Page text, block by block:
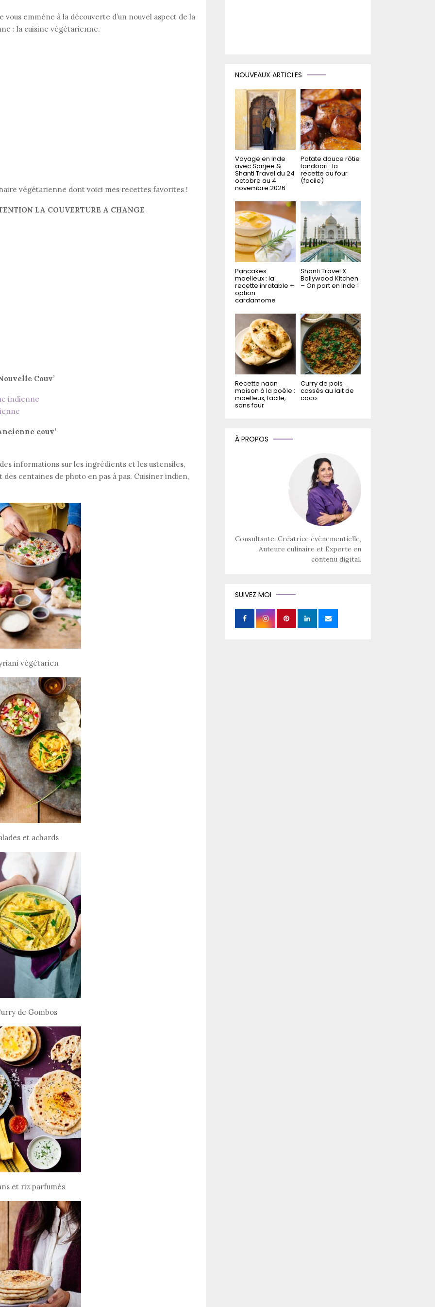
emmène à la découverte d’un nouvel aspect de la
: la cuisine végétarienne.
végétarienne dont voici mes recettes favorites !
LA COUVERTURE A CHANGE
Couv’
couv’
informations sur les ingrédients et les ustensiles,
centaines de photo en pas à pas. Cuisiner indien,
végétarien
et achards
de Gombos
et riz parfumés
NOUVEAUX ARTICLES
Voyage en Inde
avec Sanjee &
Shanti Travel du 24
octobre au 4
novembre 2026
Patate douce rôtie
tandoori : la
recette au four
(facile)
Pancakes
moelleux : la
recette inratable +
option
cardamome
Shanti Travel X
Bollywood Kitchen
– On part en Inde !
Recette naan
maison à la poêle :
moelleux, facile,
sans four
Curry de pois
cassés au lait de
coco
À PROPOS
Consultante, Créatrice évènementielle,
Auteure culinaire et Experte en
contenu digital.
SUIVEZ MOI